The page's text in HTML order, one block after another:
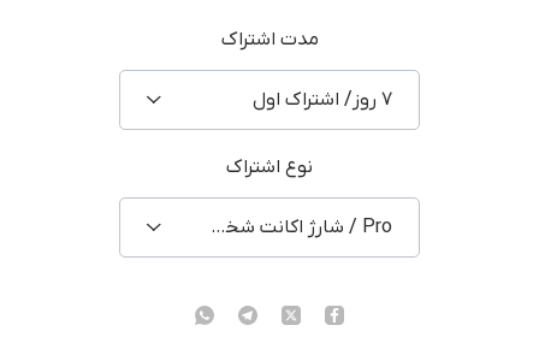
مدت اشتراک
۷ روز/ اشتراک اول
نوع اشتراک
Pro / شارژ اکانت شخصی